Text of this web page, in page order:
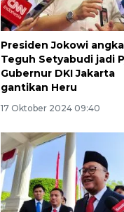
Presiden Jokowi
Teguh Setyabudi jadi
Gubernur DKI Jakarta
gantikan Heru
17 Oktober 2024 09:40